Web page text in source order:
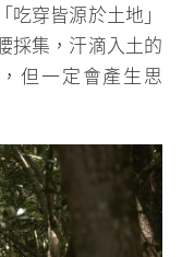
穿皆源於土地」
採集，汗滴入土的
但一定會產生思